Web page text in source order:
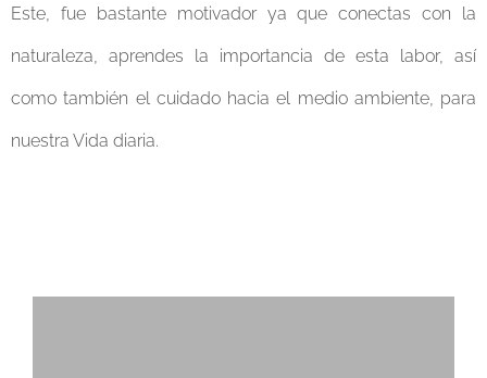
Este, fue bastante motivador ya que conectas con la
naturaleza, aprendes la importancia de esta labor, así
como también el cuidado hacia el medio ambiente, para
nuestra Vida diaria.